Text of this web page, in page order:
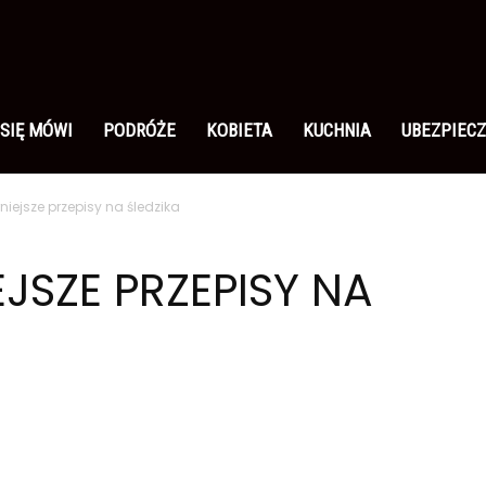
MÓWI PODRÓŻE KOBIETA KUCHNIA
przepisy na śledzika
PRZEPISY NA